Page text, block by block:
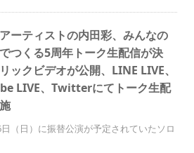
ーティストの内田彩、みんなの
でつくる5周年トーク生配信が決
ックビデオが公開、LINE LIVE、
LIVE、Twitterにてトーク生配
（日）に振替公演が予定されていたソロ